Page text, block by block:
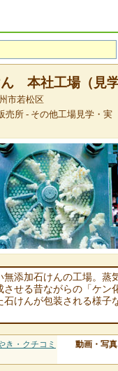
本社工場（見学
市若松区
売所 - その他工場見学・実
添加石けんの工場。蒸
させる昔ながらの「ケン
けんが包装される様子
き・クチコミ 動画・写真